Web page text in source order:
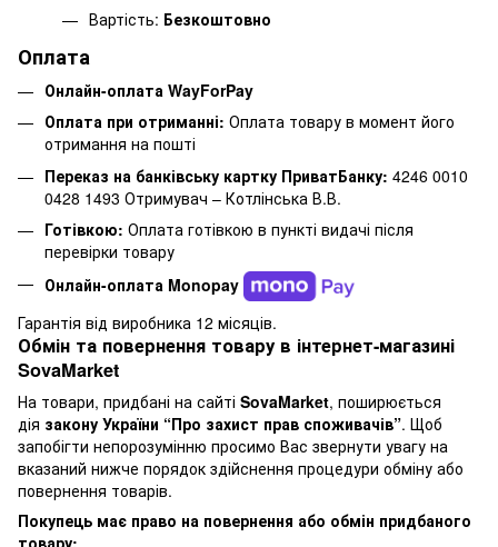
Вартість: Безкоштовно
Оплата
Онлайн-оплата WayForPay
Оплата при отриманні: Оплата товару в момент його
отримання на пошті
Переказ на банківську картку ПриватБанку: 4246 0010
0428 1493 Отримувач – Котлінська В.В.
Готівкою: Оплата готівкою в пункті видачі після
перевірки товару
Онлайн-оплата Monopay
Гарантія від виробника 12 місяців.
Обмін та повернення товару в інтернет-магазині
SovaMarket
На товари, придбані на сайті SovaMarket, поширюється
дія закону України “Про захист прав споживачів”. Щоб
запобігти непорозумінню просимо Вас звернути увагу на
вказаний нижче порядок здійснення процедури обміну або
повернення товарів.
Покупець має право на повернення або обмін придбаного
товару: